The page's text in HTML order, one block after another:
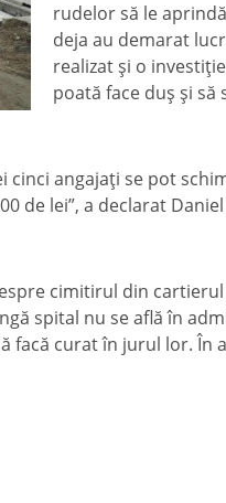
rudelor să le
deja au demarat
realizat şi o
poată face duş şi să
cinci angajaţi se pot
de lei”, a declarat
cimitirul din
spital nu se află în
facă curat în jurul lor. În